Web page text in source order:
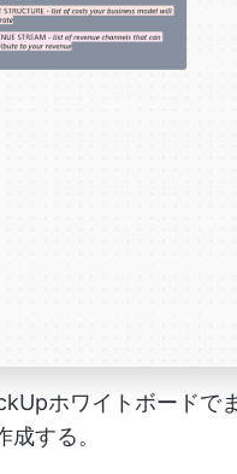
ホワイトボードで
成する。